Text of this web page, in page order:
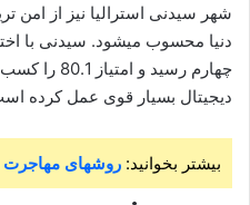
شهر سیدنی استرالیا نیز از امن
دنیا محسوب میشود. سیدنی با
چهارم رسید
دیجیتال بسیار قوی عمل کرده
بیشتر بخوانید: روشهای مهاجرت